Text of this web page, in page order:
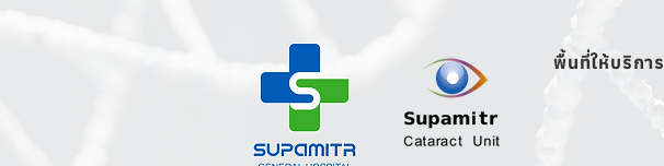
พื้นที่ให้บริการ